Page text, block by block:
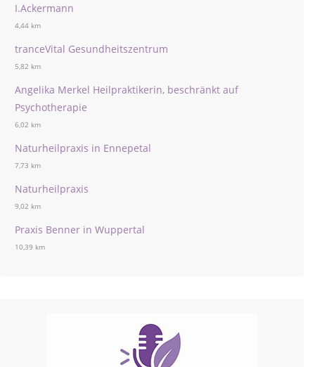
I.Ackermann
4,44 km
tranceVital Gesundheitszentrum
5,82 km
Angelika Merkel Heilpraktikerin, beschränkt auf
Psychotherapie
6,02 km
Naturheilpraxis in Ennepetal
7,73 km
Naturheilpraxis
9,02 km
Praxis Benner in Wuppertal
10,39 km